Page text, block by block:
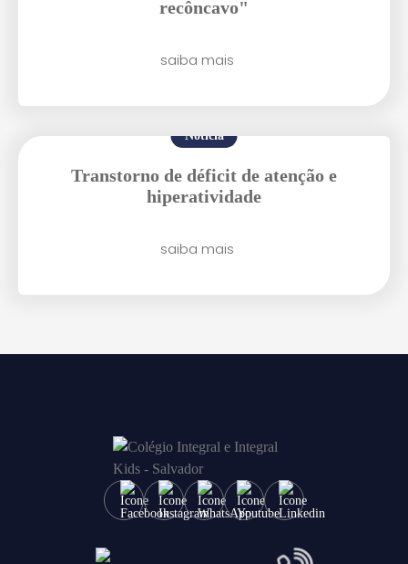
recôncavo"
saiba mais
Notícia
Transtorno de déficit de atenção e
hiperatividade
saiba mais
Enviar E-mail